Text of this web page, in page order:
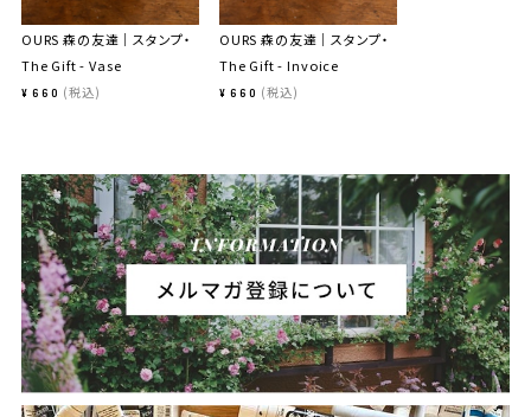
OURS 森の友達｜スタンプ・
The Gift - Vase
¥ 660 税込
OURS 森の友達｜スタンプ・
The Gift - Invoice
¥ 660 税込